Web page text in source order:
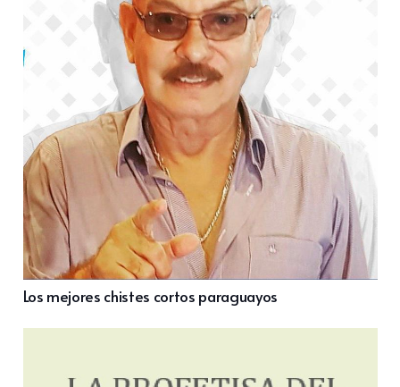
Los mejores chistes cortos paraguayos